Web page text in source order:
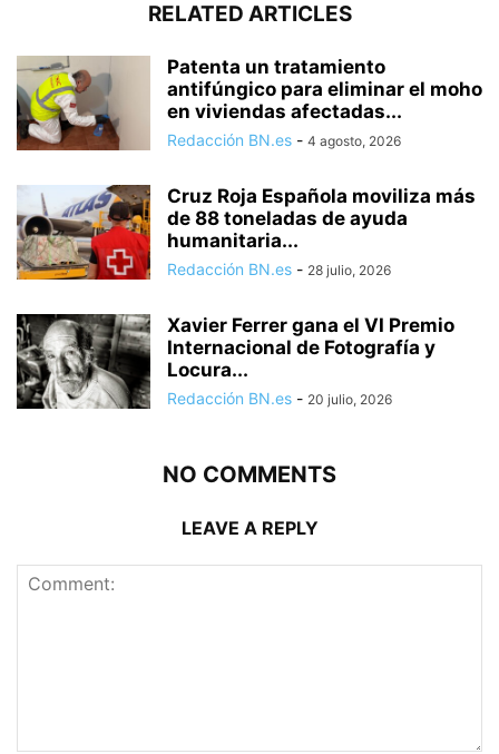
RELATED ARTICLES
Patenta un tratamiento
antifúngico para eliminar el moho
en viviendas afectadas...
Redacción BN.es - 4 agosto, 2026
Cruz Roja Española moviliza más
de 88 toneladas de ayuda
humanitaria...
Redacción BN.es - 28 julio, 2026
Xavier Ferrer gana el VI Premio
Internacional de Fotografía y
Locura...
Redacción BN.es - 20 julio, 2026
NO COMMENTS
LEAVE A REPLY